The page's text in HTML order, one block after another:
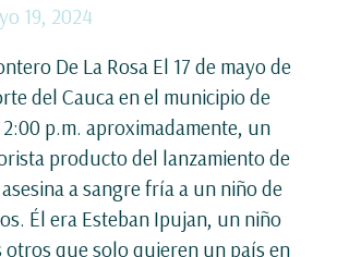
19, 2024
De La Rosa El 17 de mayo de
del Cauca en el municipio de
p.m. aproximadamente, un
producto del lanzamiento de
a sangre fría a un niño de
Él era Esteban Ipujan, un niño
otros que solo quieren un país en